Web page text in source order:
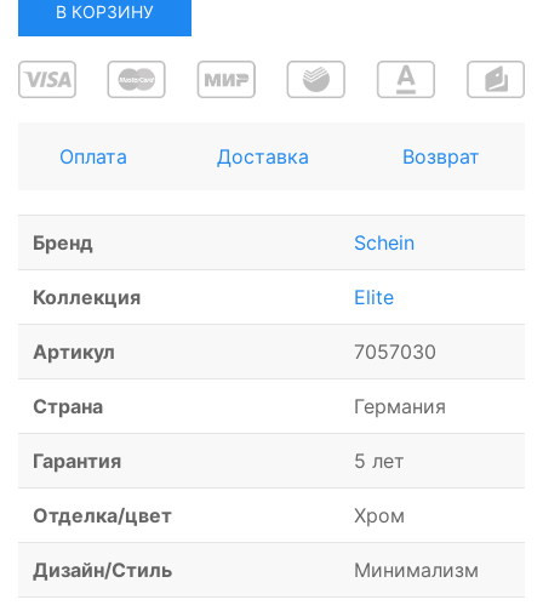
В КОРЗИНУ
Оплата Доставка Возврат
Бренд Schein
Коллекция Elite
Артикул 7057030
Страна Германия
Гарантия 5 лет
Отделка/цвет Хром
Дизайн/Стиль Минимализм